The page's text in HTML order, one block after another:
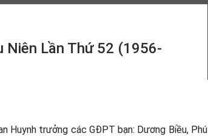
Niên Lần Thứ 52 (1956-
Huynh trưởng các GĐPT bạn: Dương Biều, Phú